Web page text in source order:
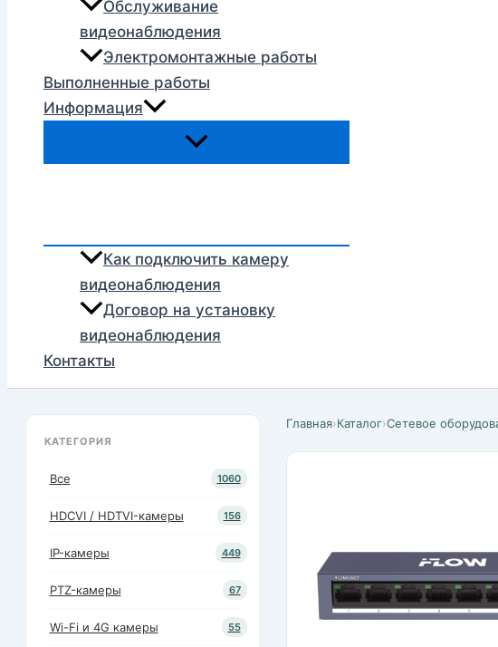
Обслуживание
видеонаблюдения
Электромонтажные работы
Выполненные работы
Информация
Как подключить камеру
видеонаблюдения
Договор на установку
видеонаблюдения
Контакты
КАТЕГОРИЯ
Все 1060
HDCVI / HDTVI-камеры 156
IP-камеры 449
PTZ-камеры 67
Wi-Fi и 4G камеры 55
Главная›Каталог›Сетевое